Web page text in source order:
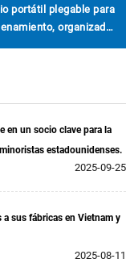
portátil plegable para
organizador
en un socio clave para la
estadounidenses.
2025-09-25
sus fábricas en Vietnam y
2025-08-11